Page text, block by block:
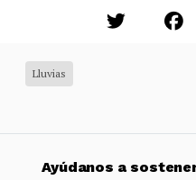
Lluvias
Ayúdanos a